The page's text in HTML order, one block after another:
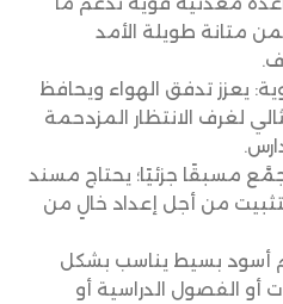
يضمن متانة طويلة الأمد
يعزز تدفق الهواء ويحافظ
لغرف الانتظار المزدحمة
مسبقًا جزئيًا؛ يحتاج مسند
من أجل إعداد خالٍ من
أسود بسيط يناسب بشكل
أو الفصول الدراسية أو